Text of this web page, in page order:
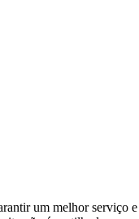
um melhor serviço